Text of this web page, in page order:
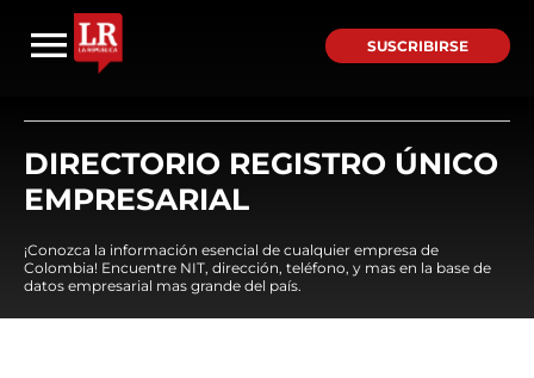
SUSCRIBIRSE
DIRECTORIO REGISTRO ÚNICO
EMPRESARIAL
¡Conozca la información esencial de cualquier empresa de
Colombia! Encuentre NIT, dirección, teléfono, y mas en la base de
datos empresarial mas grande del país.